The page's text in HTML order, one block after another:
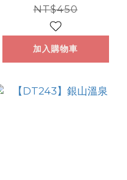
NT$450
加入購物車